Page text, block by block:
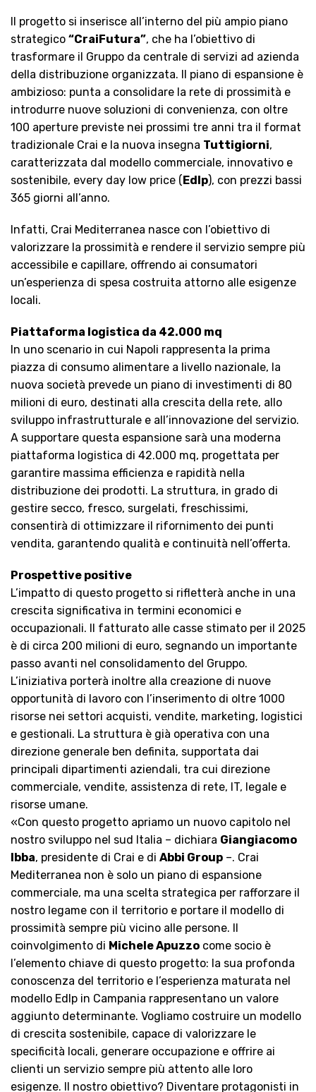
Il progetto si inserisce all’interno del più ampio piano
strategico “CraiFutura”, che ha l’obiettivo di
trasformare il Gruppo da centrale di servizi ad azienda
della distribuzione organizzata. Il piano di espansione è
ambizioso: punta a consolidare la rete di prossimità e
introdurre nuove soluzioni di convenienza, con oltre
100 aperture previste nei prossimi tre anni tra il format
tradizionale Crai e la nuova insegna Tuttigiorni,
caratterizzata dal modello commerciale, innovativo e
sostenibile, every day low price (Edlp), con prezzi bassi
365 giorni all’anno.
Infatti, Crai Mediterranea nasce con l’obiettivo di
valorizzare la prossimità e rendere il servizio sempre più
accessibile e capillare, offrendo ai consumatori
un’esperienza di spesa costruita attorno alle esigenze
locali.
Piattaforma logistica da 42.000 mq
In uno scenario in cui Napoli rappresenta la prima
piazza di consumo alimentare a livello nazionale, la
nuova società prevede un piano di investimenti di 80
milioni di euro, destinati alla crescita della rete, allo
sviluppo infrastrutturale e all’innovazione del servizio.
A supportare questa espansione sarà una moderna
piattaforma logistica di 42.000 mq, progettata per
garantire massima efficienza e rapidità nella
distribuzione dei prodotti. La struttura, in grado di
gestire secco, fresco, surgelati, freschissimi,
consentirà di ottimizzare il rifornimento dei punti
vendita, garantendo qualità e continuità nell’offerta.
Prospettive positive
L’impatto di questo progetto si rifletterà anche in una
crescita significativa in termini economici e
occupazionali. Il fatturato alle casse stimato per il 2025
è di circa 200 milioni di euro, segnando un importante
passo avanti nel consolidamento del Gruppo.
L’iniziativa porterà inoltre alla creazione di nuove
opportunità di lavoro con l’inserimento di oltre 1000
risorse nei settori acquisti, vendite, marketing, logistici
e gestionali. La struttura è già operativa con una
direzione generale ben definita, supportata dai
principali dipartimenti aziendali, tra cui direzione
commerciale, vendite, assistenza di rete, IT, legale e
risorse umane.
«Con questo progetto apriamo un nuovo capitolo nel
nostro sviluppo nel sud Italia – dichiara Giangiacomo
Ibba, presidente di Crai e di Abbi Group –. Crai
Mediterranea non è solo un piano di espansione
commerciale, ma una scelta strategica per rafforzare il
nostro legame con il territorio e portare il modello di
prossimità sempre più vicino alle persone. Il
coinvolgimento di Michele Apuzzo come socio è
l’elemento chiave di questo progetto: la sua profonda
conoscenza del territorio e l’esperienza maturata nel
modello Edlp in Campania rappresentano un valore
aggiunto determinante. Vogliamo costruire un modello
di crescita sostenibile, capace di valorizzare le
specificità locali, generare occupazione e offrire ai
clienti un servizio sempre più attento alle loro
esigenze. Il nostro obiettivo? Diventare protagonisti in